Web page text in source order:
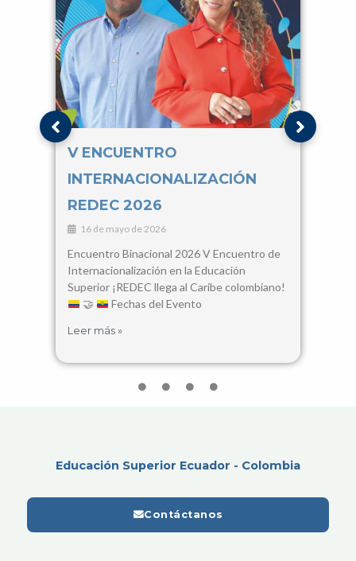
V ENCUENTRO
INTERNACIONALIZACIÓN
REDEC 2026
16 de mayo de 2026
Encuentro Binacional 2026 V Encuentro de
Internacionalización en la Educación
Superior ¡REDEC llega al Caribe colombiano!
🤝
Fechas del Evento
Leer más »
Educación Superior Ecuador - Colombia
Contáctanos